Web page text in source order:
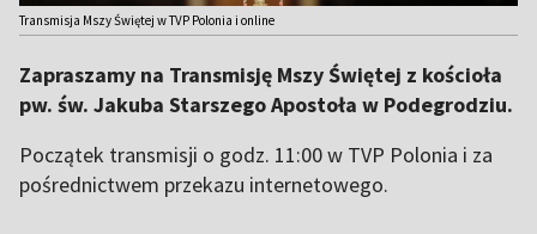
Transmisja Mszy Świętej w TVP Polonia i online
Zapraszamy na Transmisję Mszy Świętej z kościoła
pw. św. Jakuba Starszego Apostoła w Podegrodziu.
Początek transmisji o godz. 11:00 w TVP Polonia i za
pośrednictwem przekazu internetowego.